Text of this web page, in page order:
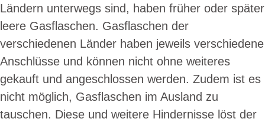
Ländern unterwegs sind, haben früher oder später
leere Gasflaschen. Gasflaschen der
verschiedenen Länder haben jeweils verschiedene
Anschlüsse und können nicht ohne weiteres
gekauft und angeschlossen werden. Zudem ist es
nicht möglich, Gasflaschen im Ausland zu
tauschen. Diese und weitere Hindernisse löst der